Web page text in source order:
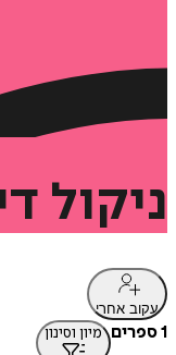
ניקול
עקוב אחרי
1 ספרים מיון וסינון